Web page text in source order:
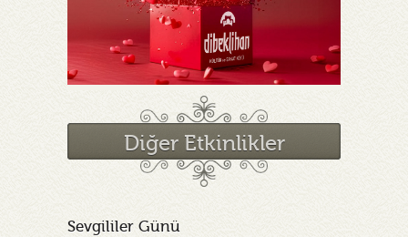
Diğer Etkinlikler
Sevgililer Günü